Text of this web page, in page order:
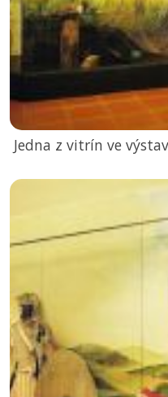
Jedna z vitrín ve